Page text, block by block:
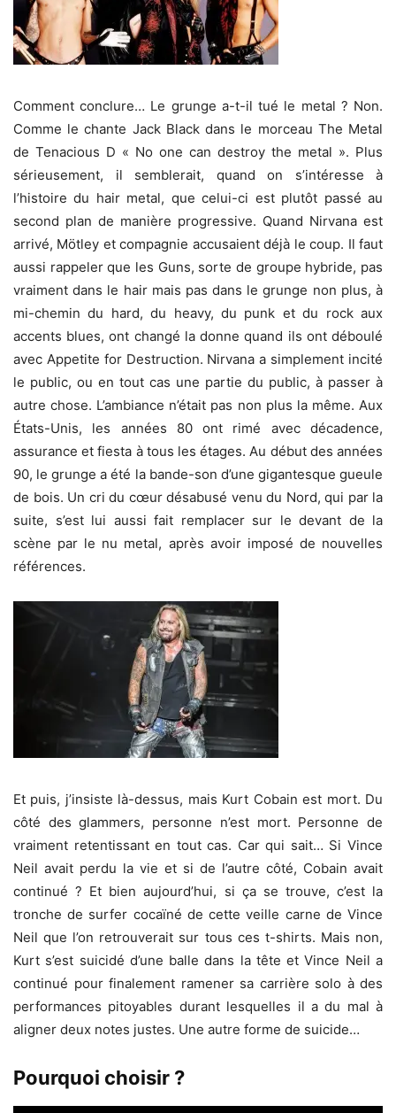
Comment conclure… Le grunge a-t-il tué le metal ? Non.
Comme le chante Jack Black dans le morceau The Metal
de Tenacious D « No one can destroy the metal ». Plus
sérieusement, il semblerait, quand on s’intéresse à
l’histoire du hair metal, que celui-ci est plutôt passé au
second plan de manière progressive. Quand Nirvana est
arrivé, Mötley et compagnie accusaient déjà le coup. Il faut
aussi rappeler que les Guns, sorte de groupe hybride, pas
vraiment dans le hair mais pas dans le grunge non plus, à
mi-chemin du hard, du heavy, du punk et du rock aux
accents blues, ont changé la donne quand ils ont déboulé
avec Appetite for Destruction. Nirvana a simplement incité
le public, ou en tout cas une partie du public, à passer à
autre chose. L’ambiance n’était pas non plus la même. Aux
États-Unis, les années 80 ont rimé avec décadence,
assurance et fiesta à tous les étages. Au début des années
90, le grunge a été la bande-son d’une gigantesque gueule
de bois. Un cri du cœur désabusé venu du Nord, qui par la
suite, s’est lui aussi fait remplacer sur le devant de la
scène par le nu metal, après avoir imposé de nouvelles
références.
Et puis, j’insiste là-dessus, mais Kurt Cobain est mort. Du
côté des glammers, personne n’est mort. Personne de
vraiment retentissant en tout cas. Car qui sait… Si Vince
Neil avait perdu la vie et si de l’autre côté, Cobain avait
continué ? Et bien aujourd’hui, si ça se trouve, c’est la
tronche de surfer cocaïné de cette veille carne de Vince
Neil que l’on retrouverait sur tous ces t-shirts. Mais non,
Kurt s’est suicidé d’une balle dans la tête et Vince Neil a
continué pour finalement ramener sa carrière solo à des
performances pitoyables durant lesquelles il a du mal à
aligner deux notes justes. Une autre forme de suicide…
Pourquoi choisir ?